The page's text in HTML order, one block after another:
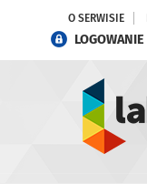
O SERWISIE
LOGOWANIE